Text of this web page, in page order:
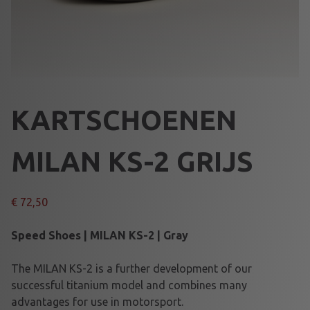
KARTSCHOENEN
MILAN KS-2 GRIJS
€ 72,50
Speed Shoes | MILAN KS-2 | Gray
The MILAN KS-2 is a further development of our
successful titanium model and combines many
advantages for use in motorsport.